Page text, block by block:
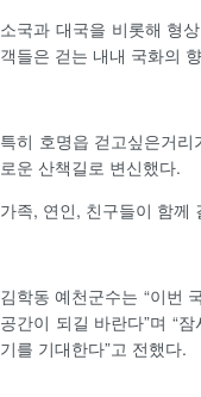
소국과 대국을 비롯해 형
객들은 걷는 내내 국화의
특히 호명읍 걷고싶은거
로운 산책길로 변신했다.
가족, 연인, 친구들이 함께
김학동 예천군수는 “이번
공간이 되길 바란다”며 “
기를 기대한다”고 전했다.